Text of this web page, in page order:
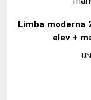
Limba moderna
elev +